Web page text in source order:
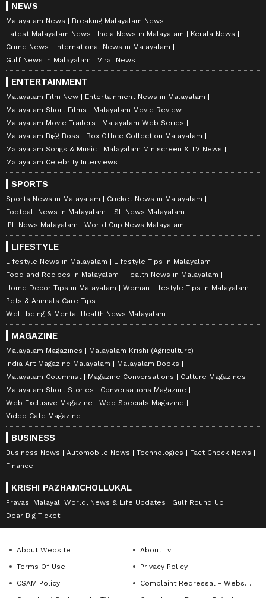
NEWS
Malayalam News
Breaking Malayalam News
Latest Malayalam News
India News in Malayalam
Kerala News
Crime News
International News in Malayalam
Gulf News in Malayalam
Viral News
ENTERTAINMENT
Malayalam Film New
Entertainment News in Malayalam
Malayalam Short Films
Malayalam Movie Review
Malayalam Movie Trailers
Malayalam Web Series
Malayalam Bigg Boss
Box Office Collection Malayalam
Malayalam Songs & Music
Malayalam Miniscreen & TV News
Malayalam Celebrity Interviews
SPORTS
Sports News in Malayalam
Cricket News in Malayalam
Football News in Malayalam
ISL News Malayalam
IPL News Malayalam
World Cup News Malayalam
LIFESTYLE
Lifestyle News in Malayalam
Lifestyle Tips in Malayalam
Food and Recipes in Malayalam
Health News in Malayalam
Home Decor Tips in Malayalam
Woman Lifestyle Tips in Malayalam
Pets & Animals Care Tips
Well-being & Mental Health News Malayalam
MAGAZINE
Malayalam Magazines
Malayalam Krishi (Agriculture)
India Art Magazine Malayalam
Malayalam Books
Malayalam Columnist
Magazine Conversations
Culture Magazines
Malayalam Short Stories
Conversations Magazine
Web Exclusive Magazine
Web Specials Magazine
Video Cafe Magazine
BUSINESS
Business News Automobile News Technologies
Fact Check News
Finance
KRISHI PAZHAMCHOLLUKAL
Pravasi Malayali World, News & Life Updates
Gulf Round Up
Dear Big Ticket
About Website
About Tv
Terms Of Use
Privacy Policy
CSAM Policy
Complaint Redressal - Website